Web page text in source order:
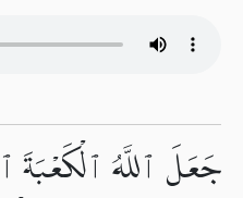
جَعَلَ ٱللَّهُ ٱلْكَعْبَةَ